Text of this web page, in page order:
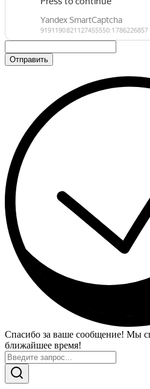
Отправить
Спасибо за ваше сообщение! Мы
ближайшее время!